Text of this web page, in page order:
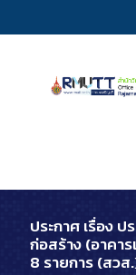
ประกาศ เรื่อง
ก่อสร้าง (อาคา
8 รายการ (สวส